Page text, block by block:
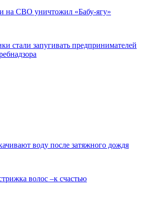
на СВО уничтожил «Бабу-ягу»
стали запугивать предпринимателей
воду после затяжного дождя
волос –к счастью